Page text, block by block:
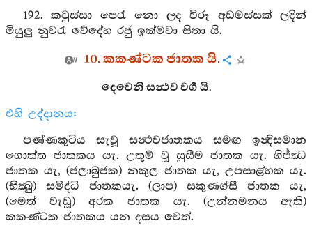
192. කටුස්සා පෙරැ නො ලද විරූ අඩමස්සක් ලදින්
මියුලු නුවරැ වේදේහ රජු ඉක්මවා සිතා යි.
10. කකණ්ටක ජාතක යි.
දෙවෙනි සන්‍ථව වර්‍ග යි.
එහි උද්දානය:
පණ්ණකුටිය සැවූ සන්‍ථවජාතකය සමඟ ඉන්‍දිසමාන
ගොත්ත ජාතකය යැ. උතුම් වූ සුසීම ජාතක යැ. ගිජ්ඣ
ජාතක යැ, (ජලාබුජක) නකුල ජාතක යැ, උපසාළ්හක යැ.
(භික්‍ඛු) සමිද්ධි ජාතකයැ. (ලාප) සකුණග්සී ජාතක යැ,
(මෙත් වැඩූ) අරක ජාතක යැ. (උන්නමනය ඇති)
කකණ්ටක ජාතකය යන දසය වෙත්.